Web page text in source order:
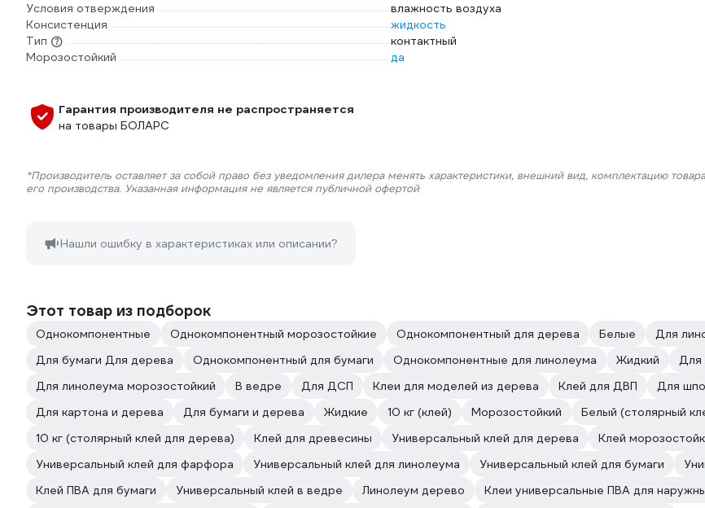
Условия отверждения
влажность воздуха
Консистенция
жидкость
Тип
контактный
Морозостойкий
да
Гарантия производителя не распространяется
на товары БОЛАРС
*Производитель оставляет за собой право без уведомления дилера менять характеристики, внешний вид, комплектацию
его производства. Указанная информация не является публичной офертой
Нашли ошибку в характеристиках или описании?
Этот товар из подборок
Однокомпонентные Однокомпонентный морозостойкие Однокомпонентный для дерева Белые Для
Для бумаги Для дерева
Однокомпонентный для бумаги Однокомпонентные для линолеума Жидкий Для
Для линолеума морозостойкий
В ведре Для ДСП Клеи для моделей из дерева Клей для ДВП Для
Для картона и дерева
Для бумаги и дерева Жидкие 10 кг (клей) Морозостойкий Белый (столярный
10 кг (столярный клей для дерева)
Клей для древесины Универсальный клей для дерева Клей
Универсальный клей для фарфора
Универсальный клей для линолеума Универсальный клей для бумаги
Клей ПВА для бумаги
Универсальный клей в ведре Линолеум дерево Клеи универсальные ПВА для